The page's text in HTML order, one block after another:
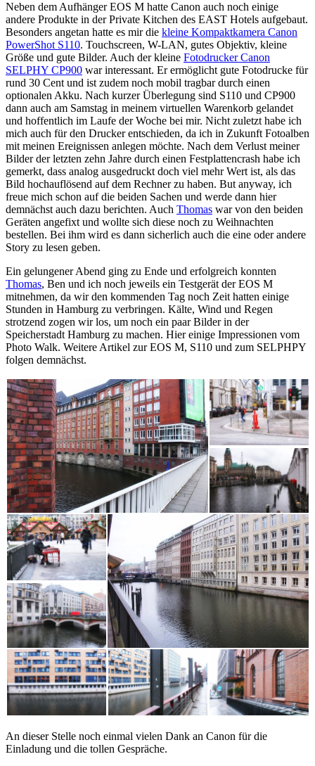
Neben dem Aufhänger EOS M hatte Canon auch noch einige
andere Produkte in der Private Kitchen des EAST Hotels aufgebaut.
Besonders angetan hatte es mir die kleine Kompaktkamera Canon
PowerShot S110. Touchscreen, W-LAN, gutes Objektiv, kleine
Größe und gute Bilder. Auch der kleine Fotodrucker Canon
SELPHY CP900 war interessant. Er ermöglicht gute Fotodrucke für
rund 30 Cent und ist zudem noch mobil tragbar durch einen
optionalen Akku. Nach kurzer Überlegung sind S110 und CP900
dann auch am Samstag in meinem virtuellen Warenkorb gelandet
und hoffentlich im Laufe der Woche bei mir. Nicht zuletzt habe ich
mich auch für den Drucker entschieden, da ich in Zukunft Fotoalben
mit meinen Ereignissen anlegen möchte. Nach dem Verlust meiner
Bilder der letzten zehn Jahre durch einen Festplattencrash habe ich
gemerkt, dass analog ausgedruckt doch viel mehr Wert ist, als das
Bild hochauflösend auf dem Rechner zu haben. But anyway, ich
freue mich schon auf die beiden Sachen und werde dann hier
demnächst auch dazu berichten. Auch Thomas war von den beiden
Geräten angefixt und wollte sich diese noch zu Weihnachten
bestellen. Bei ihm wird es dann sicherlich auch die eine oder andere
Story zu lesen geben.
Ein gelungener Abend ging zu Ende und erfolgreich konnten
Thomas, Ben und ich noch jeweils ein Testgerät der EOS M
mitnehmen, da wir den kommenden Tag noch Zeit hatten einige
Stunden in Hamburg zu verbringen. Kälte, Wind und Regen
strotzend zogen wir los, um noch ein paar Bilder in der
Speicherstadt Hamburg zu machen. Hier einige Impressionen vom
Photo Walk. Weitere Artikel zur EOS M, S110 und zum SELPHPY
folgen demnächst.
An dieser Stelle noch einmal vielen Dank an Canon für die
Einladung und die tollen Gespräche.